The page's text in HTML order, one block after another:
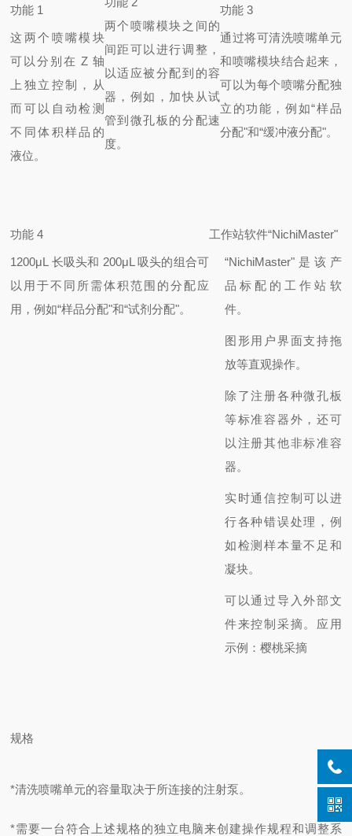
功能 1
这两个喷嘴模块
可以分别在 Z 轴
上独立控制，
从
而可以自动检测
不同体积样品的
液位。
两个喷嘴模块之间的
间距可以进行调整，
以适应被分配到的容
器，例如，加快从试
管到微孔板的分配速
度。
功能 3
通过将可清洗喷嘴单元
和喷嘴模块结合起来，
可以为每个喷嘴分配独
立的功能，例如“样品
分配"和“缓冲液分配"。
功能 4
1200μL 长吸头和 200μL 吸头的组合可
以用于不同所需体积范围的分配应
用，例如“样品分配"和“试剂分配"。
工作站软件“NichiMaster"
“NichiMaster"是该产
品标配的工作站软
件。
图形用户界面支持拖
放等直观操作。
除了注册各种微孔板
等标准容器外，还可
以注册其他非标准容
器。
实时通信控制可以进
行各种错误处理， 例
如检测样本量不足和
凝块。
可以通过导入外部文
件来控制采摘。 应用
示例：樱桃采摘
规格
*清洗喷嘴单元的容量取决于所连接的注射泵。
*需要一台符合上述规格的独立电脑来创建操作规程和调整系